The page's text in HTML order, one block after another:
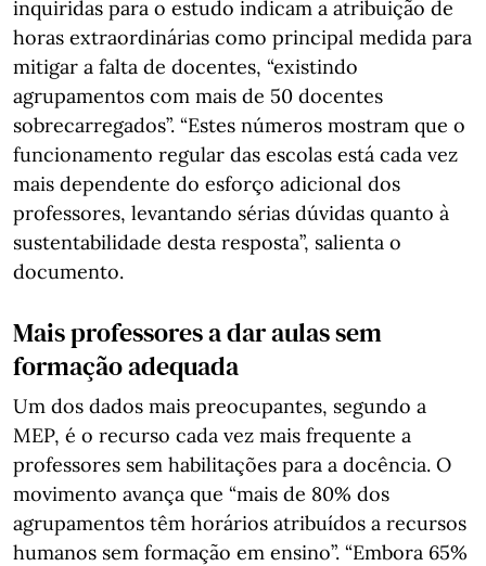
inquiridas para o estudo indicam a atribuição de
horas extraordinárias como principal medida para
mitigar a falta de docentes, “existindo
agrupamentos com mais de 50 docentes
sobrecarregados”. “Estes números mostram que o
funcionamento regular das escolas está cada vez
mais dependente do esforço adicional dos
professores, levantando sérias dúvidas quanto à
sustentabilidade desta resposta”, salienta o
documento.
Mais professores a dar aulas sem
formação adequada
Um dos dados mais preocupantes, segundo a
MEP, é o recurso cada vez mais frequente a
professores sem habilitações para a docência. O
movimento avança que “mais de 80% dos
agrupamentos têm horários atribuídos a recursos
humanos sem formação em ensino”. “Embora 65%